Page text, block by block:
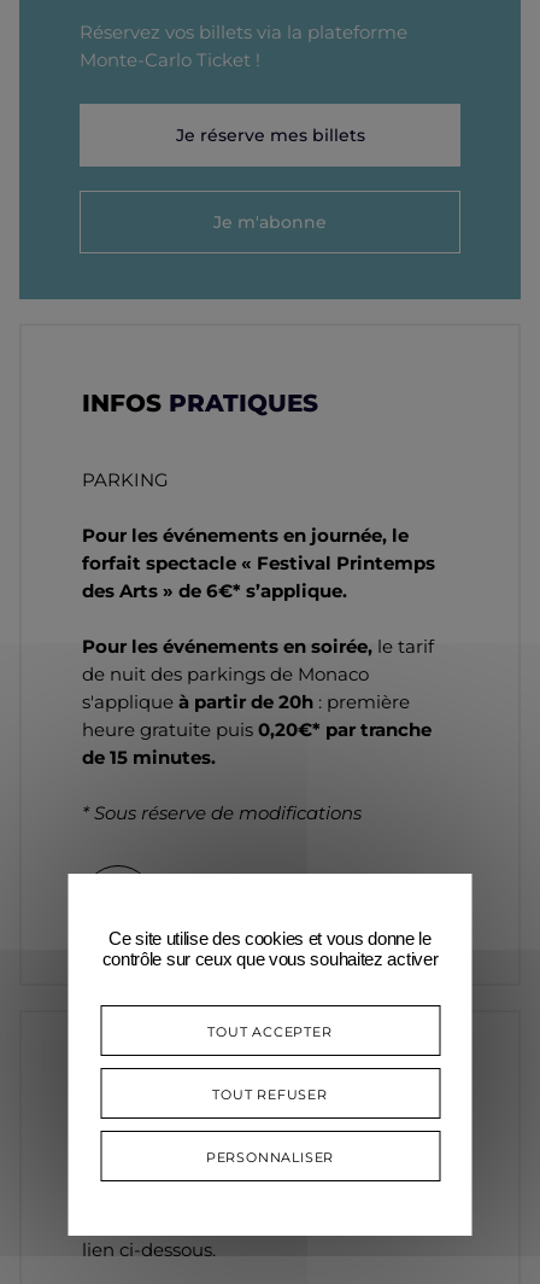
Réservez vos billets via la plateforme
Monte-Carlo Ticket !
Je réserve mes billets
Je m'abonne
INFOS PRATIQUES
PARKING
Pour les événements en journée, le
forfait spectacle « Festival Printemps
des Arts » de 6€* s’applique.
Pour les événements en soirée, le tarif
de nuit des parkings de Monaco
s'applique à partir de 20h : première
heure gratuite puis 0,20€* par tranche
de 15 minutes.
* Sous réserve de modifications
RÉSERVATIONNAVETTES
Si vous le souhaitez, vous pouvez
lien ci-dessous.
Ce site utilise des cookies et vous donne le
contrôle sur ceux que vous souhaitez activer
TOUT ACCEPTER
TOUT REFUSER
PERSONNALISER